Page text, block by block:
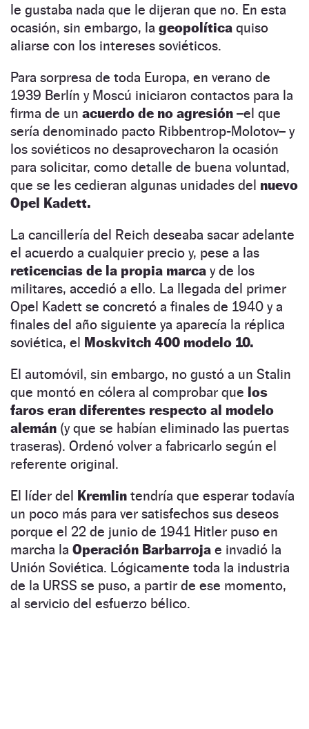
le gustaba nada que le dijeran que no. En esta
ocasión, sin embargo, la geopolítica quiso
aliarse con los intereses soviéticos.
Para sorpresa de toda Europa, en verano de
1939 Berlín y Moscú iniciaron contactos para la
firma de un acuerdo de no agresión –el que
sería denominado pacto Ribbentrop-Molotov– y
los soviéticos no desaprovecharon la ocasión
para solicitar, como detalle de buena voluntad,
que se les cedieran algunas unidades del nuevo
Opel Kadett.
La cancillería del Reich deseaba sacar adelante
el acuerdo a cualquier precio y, pese a las
reticencias de la propia marca y de los
militares, accedió a ello. La llegada del primer
Opel Kadett se concretó a finales de 1940 y a
finales del año siguiente ya aparecía la réplica
soviética, el Moskvitch 400 modelo 10.
El automóvil, sin embargo, no gustó a un Stalin
que montó en cólera al comprobar que los
faros eran diferentes respecto al modelo
alemán (y que se habían eliminado las puertas
traseras). Ordenó volver a fabricarlo según el
referente original.
El líder del Kremlin tendría que esperar todavía
un poco más para ver satisfechos sus deseos
porque el 22 de junio de 1941 Hitler puso en
marcha la Operación Barbarroja e invadió la
Unión Soviética. Lógicamente toda la industria
de la URSS se puso, a partir de ese momento,
al servicio del esfuerzo bélico.